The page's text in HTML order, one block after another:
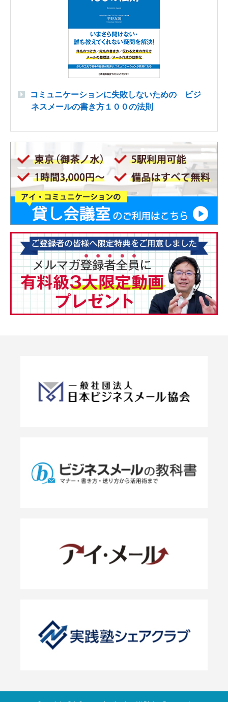
コミュニケーションに失敗しないための ビジ
ネスメールの書き方１００の法則